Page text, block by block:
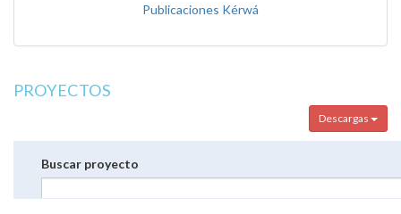
Publicaciones Kérwá
PROYECTOS
Descargas
Buscar proyecto